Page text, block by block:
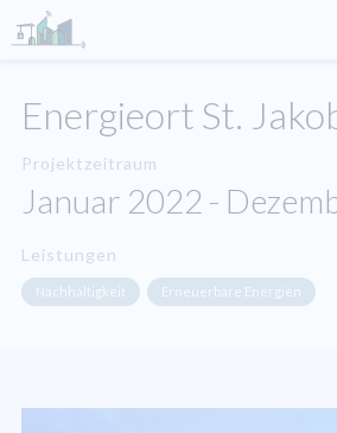
Energieort St.
Projektzeitraum
Januar 2022 -
Leistungen
Nachhaltigkeit Erneuerbare Energien